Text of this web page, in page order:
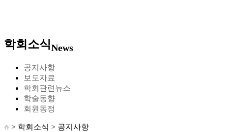
학회소식News
공지사항
보도자료
학회관련뉴스
학술동향
회원동정
> 학회소식 > 공지사항